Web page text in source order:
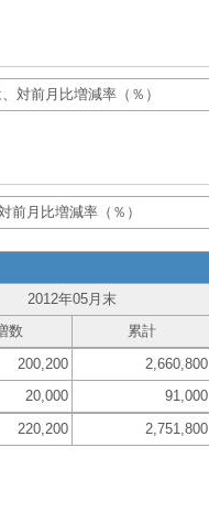
対前月比増減率（％）
前月比増減率（％）
2012年05月末
数 累計
200,200 2,660,800
20,000 91,000
220,200 2,751,800